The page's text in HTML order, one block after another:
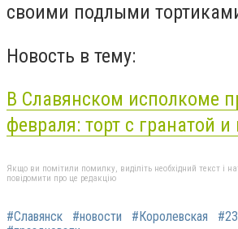
своими подлыми
Новость в тему:
В Славянском исполкоме
февраля: торт с гранатой
Якщо ви помітили помилку, виділіть необхідний текст і
повідомити про це редакцію
#Славянск #новости #Королевская #23